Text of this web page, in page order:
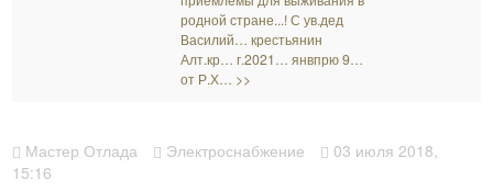
родной стране...! С ув.дед
Василий… крестьянин
Алт.кр… г.2021… янвпрю 9…
от Р.Х… >>
Мастер Отлада Электроснабжение
03 июля 2018,
15:16